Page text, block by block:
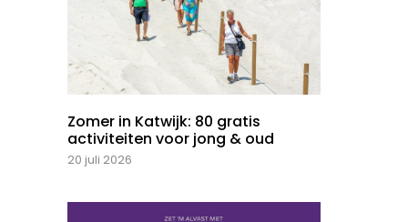
Zomer in Katwijk: 80 gratis
activiteiten voor jong & oud
20 juli 2026